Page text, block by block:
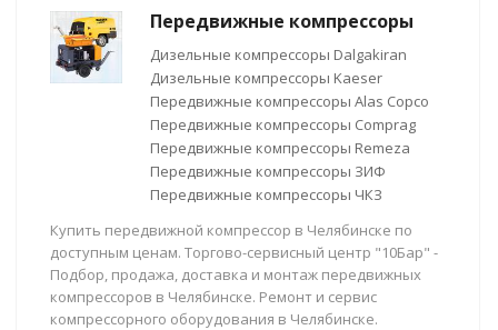
Передвижные компрессоры
Дизельные компрессоры Dalgakiran
Дизельные компрессоры Kaeser
Передвижные компрессоры Alas Copco
Передвижные компрессоры Comprag
Передвижные компрессоры Remeza
Передвижные компрессоры ЗИФ
Передвижные компрессоры ЧКЗ
Купить передвижной компрессор в Челябинске по
доступным ценам. Торгово-сервисный центр "10Бар" -
Подбор, продажа, доставка и монтаж передвижных
компрессоров в Челябинске. Ремонт и сервис
компрессорного оборудования в Челябинске.